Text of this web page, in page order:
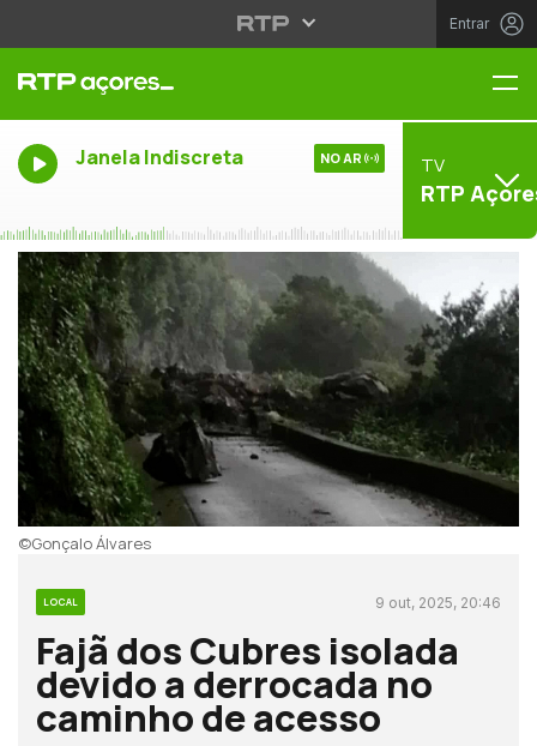
Entrar
Janela Indiscreta NO AR TV
RTP
©Gonçalo Álvares
LOCAL 9 out, 2025, 20:46
Fajã dos Cubres isolada
devido a derrocada no
caminho de acesso